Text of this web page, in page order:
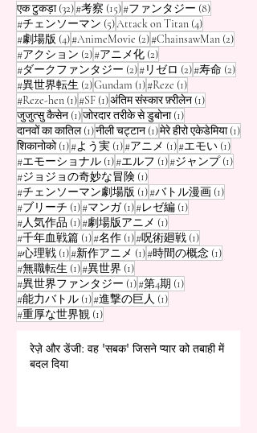
एक टुकड़ा (32)32 पोस्ट
#考察 (15)15 पोस्ट
#ファンタジー (8)8 पोस्ट
#チェンソーマン (5)5 पोस्ट
Attack on Titan (4)4 पोस्ट
#劇場版 (4)4 पोस्ट
#AnimeMovie (2)2 पोस्ट
#ChainsawMan (2)2 पोस्ट
#アクション (2)2 पोस्ट
#アニメ化 (2)2 पोस्ट
#ダークファンタジー (2)2 पोस्ट
#リゼロ (2)2 पोस्ट
#寿命 (2)2 पोस्ट
#異世界転生 (2)2 पोस्ट
Gundam (1)1 पोस्ट
#Reze (1)1 पोस्ट
#Reze-hen (1)1 पोस्ट
#SF (1)1 पोस्ट
अंतिम संस्कार फ़्रीलेन (1)1 पोस्ट
जुजुत्सु कैसेन (1)1 पोस्ट
जोरदार तरीके से डुबोना (1)1 पोस्ट
दानवों का कातिल (1)1 पोस्ट
नीली चट्टान (1)1 पोस्ट
मेरे हीरो एकेडेमिया (1)1
शिकानोको (1)1 पोस्ट
#よう実 (1)1 पोस्ट
#アニメ (1)1 पोस्ट
#エモい (1)1 पोस्ट
#エモーショナル (1)1 पोस्ट
#エルフ (1)1 पोस्ट
#ジャンプ (1)1 पोस्ट
#ジョジョの奇妙な冒険 (1)1 पोस्ट
#チェンソーマン劇場版 (1)1 पोस्ट
#バトル漫画 (1)1 पोस्ट
#ブリーチ (1)1 पोस्ट
#マンガ (1)1 पोस्ट
#レゼ編 (1)1 पोस्ट
#人気作品 (1)1 पोस्ट
#劇場版アニメ (1)1 पोस्ट
#千年血戦篇 (1)1 पोस्ट
#名作 (1)1 पोस्ट
#呪術廻戦 (1)1 पोस्ट
#心理戦 (1)1 पोस्ट
#新作アニメ (1)1 पोस्ट
#時間の概念 (1)1 पोस्ट
#無職転生 (1)1 पोस्ट
#異世界 (1)1 पोस्ट
#異世界ファンタジー (1)1 पोस्ट
#第4期 (1)1 पोस्ट
#能力バトル (1)1 पोस्ट
#進撃の巨人 (1)1 पोस्ट
#重厚な世界観 (1)1 पोस्ट
रेज़े और डेंजी: वह 'सबक' जिसने प्यार को तबाही में
बदल दिया